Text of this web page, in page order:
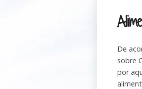
De
sobre
por